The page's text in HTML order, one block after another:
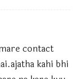
contact
kahi bhi